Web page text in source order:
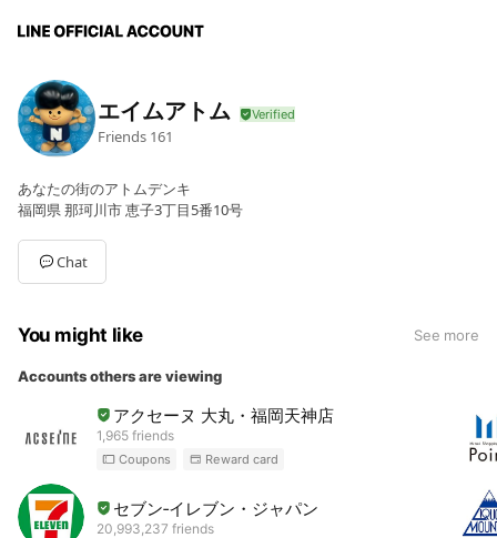
エイムアトム
Friends 161
あなたの街のアトムデンキ
福岡県 那珂川市 恵子3丁目5番10号
Chat
You might like See more
Accounts others are viewing
アクセーヌ 大丸・福岡天神店
1,965 friends
Coupons Reward card
セブン‐イレブン・ジャパン
20,993,237 friends